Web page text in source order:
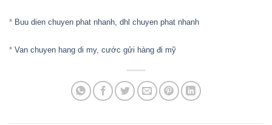
* Buu dien chuyen phat nhanh, dhl chuyen phat nhanh
* Van chuyen hang di my, cước gửi hàng đi mỹ